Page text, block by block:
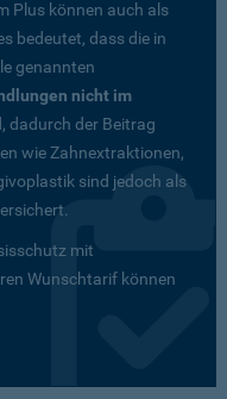
Plus können auch als
bedeutet, dass die in
genannten
nicht im
dadurch der Beitrag
wie Zahnextraktionen,
sind jedoch als
mit
Wunschtarif können